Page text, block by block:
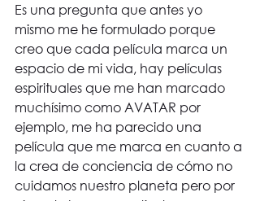
Es una pregunta que antes yo
mismo me he formulado porque
creo que cada película marca un
espacio de mi vida, hay películas
espirituales que me han marcado
muchísimo como AVATAR por
ejemplo, me ha parecido una
película que me marca en cuanto a
la crea de conciencia de cómo no
cuidamos nuestro planeta pero por